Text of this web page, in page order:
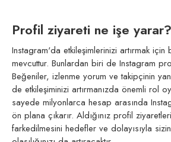
Profil ziyareti ne işe yarar?
Instagram'da etkileşimlerinizi artırmak için
mevcuttur. Bunlardan biri de Instagram
Beğeniler, izlenme yorum ve takipçinin
de etkileşiminizi artırmanızda önemli rol
sayede milyonlarca hesap arasında
ön plana çıkarır. Aldığınız profil
farkedilmesini hedefler ve dolayısıyla